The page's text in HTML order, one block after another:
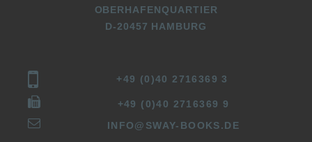
OBERHAFENQUARTIER
D-20457 HAMBURG
+49 (0)40 2716369 3
+49 (0)40 2716369 9
INFO@SWAY-BOOKS.DE